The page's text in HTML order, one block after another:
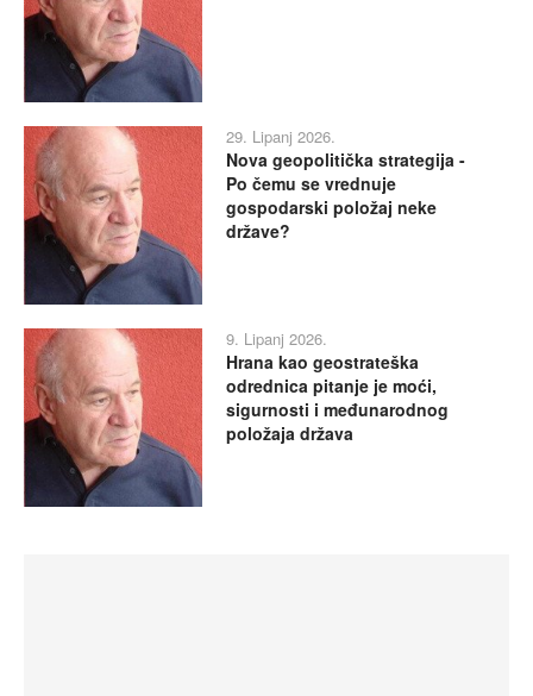
29. Lipanj 2026.
Nova geopolitička strategija -
Po čemu se vrednuje
gospodarski položaj neke
države?
9. Lipanj 2026.
Hrana kao geostrateška
odrednica pitanje je moći,
sigurnosti i međunarodnog
položaja država